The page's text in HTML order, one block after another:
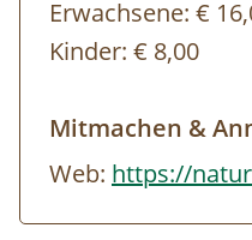
und
verschiedene
Kräuterbüschen etc.
Skriptum zum
entsprechend
Erwachsene: €
Kinder: € 8,00
Mitmachen &
Web: